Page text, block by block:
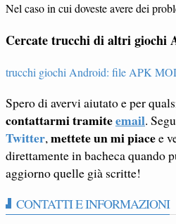
Nel caso in cui doveste avere dei
Cercate trucchi di altri giochi
trucchi giochi Android: file APK
Spero di avervi aiutato e per
contattarmi tramiteemail.
Twitter,mettete un mi piacee
direttamente in bacheca quando
aggiorno quelle già scritte!
CONTATTI E INFORMAZIONI